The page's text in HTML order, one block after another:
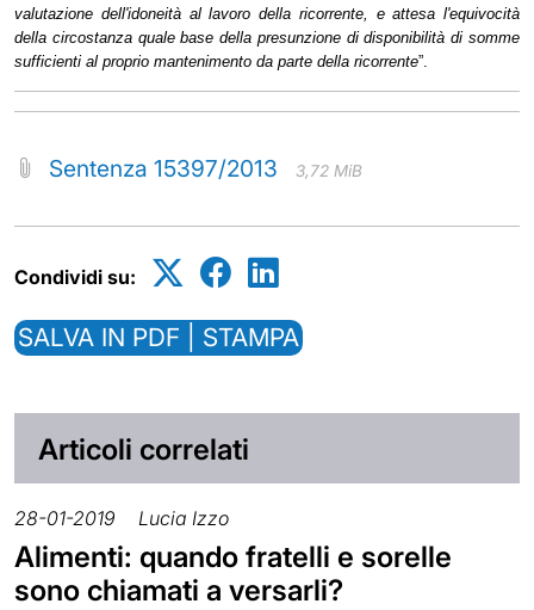
valutazione dell'idoneità al lavoro della ricorrente,
e attesa l'equivocità
della circostanza quale base della presunzione di disponibilità di somme
sufficienti al proprio mantenimento da parte della ricorrente”.
Sentenza 15397/2013 3,72 MiB
Condividi su:
SALVA IN PDF | STAMPA
Articoli correlati
28-01-2019 Lucia Izzo
Alimenti: quando fratelli e sorelle
sono chiamati a versarli?